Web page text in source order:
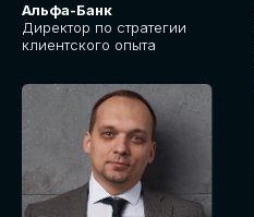
Альфа-Банк
Директор по стратегии
клиентского опыта